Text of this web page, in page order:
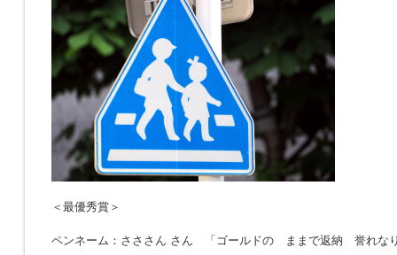
＜最優秀賞＞
ペンネーム：さささん さん 「ゴールドの ままで返納 誉れな